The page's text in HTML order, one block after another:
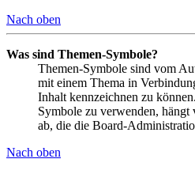
Nach oben
Was sind Themen-Symbole?
Themen-Symbole sind vom
mit einem Thema in
Inhalt kennzeichnen zu
Symbole zu verwenden, hängt
ab, die die Board-
Nach oben